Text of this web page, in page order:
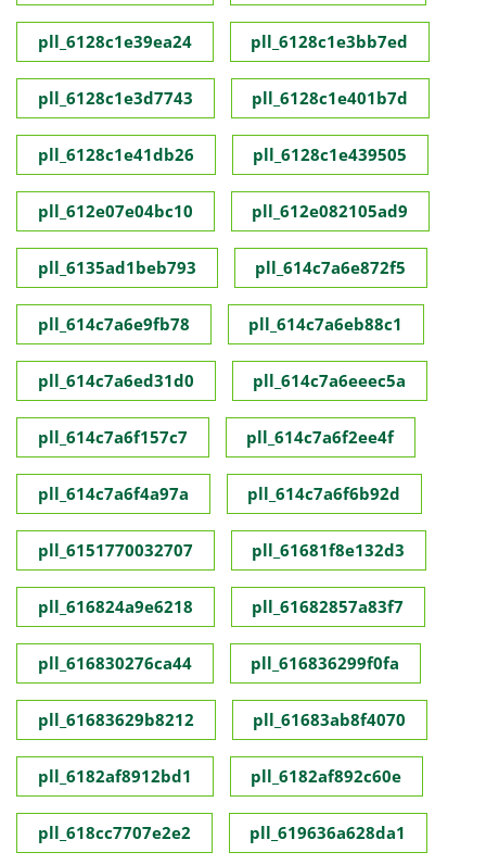
pll_6128c1e39ea24 pll_6128c1e3bb7ed
pll_6128c1e3d7743 pll_6128c1e401b7d
pll_6128c1e41db26 pll_6128c1e439505
pll_612e07e04bc10 pll_612e082105ad9
pll_6135ad1beb793 pll_614c7a6e872f5
pll_614c7a6e9fb78 pll_614c7a6eb88c1
pll_614c7a6ed31d0 pll_614c7a6eeec5a
pll_614c7a6f157c7 pll_614c7a6f2ee4f
pll_614c7a6f4a97a pll_614c7a6f6b92d
pll_6151770032707 pll_61681f8e132d3
pll_616824a9e6218 pll_61682857a83f7
pll_616830276ca44 pll_616836299f0fa
pll_61683629b8212 pll_61683ab8f4070
pll_6182af8912bd1 pll_6182af892c60e
pll_618cc7707e2e2 pll_619636a628da1